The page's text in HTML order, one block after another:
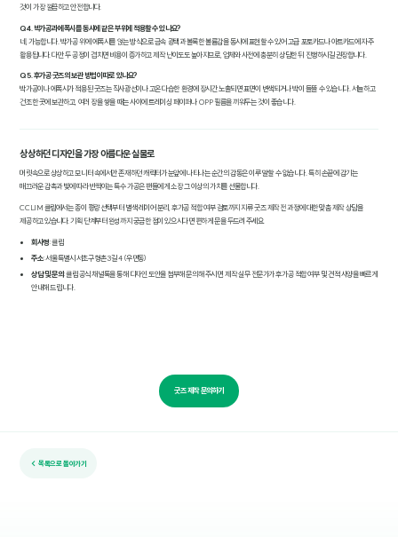
것이 가장 깔끔하고 안전합니다.
Q4. 박가공과 에폭시를 동시에 같은 부위에 적용할 수 있나요?
네, 가능합니다. 박가공 위에 에폭시를 얹는 방식으로 금속 광택과 볼록한 볼륨감을 동시에 표현할 수 있어 고급 포토카드나 아트카드에 자주
활용됩니다. 다만 두 공정이 겹치면 비용이 증가하고 제작 난이도도 높아지므로, 업체와 사전에 충분히 상담한 뒤 진행하시길 권장합니다.
Q5. 후가공 굿즈의 보관 방법이 따로 있나요?
박가공이나 에폭시가 적용된 굿즈는 직사광선이나 고온 다습한 환경에 장시간 노출되면 표면이 변색되거나 박이 들뜰 수 있습니다. 서늘하고
건조한 곳에 보관하고, 여러 장을 쌓을 때는 사이에 트레이싱 페이퍼나 OPP 필름을 끼워두는 것이 좋습니다.
상상하던 디자인을 가장 아름다운 실물로
머릿속으로 상상하고 모니터 속에서만 존재하던 캐릭터가 눈앞에 나타나는 순간의 감동은 이루 말할 수 없습니다. 특히 손끝에 감기는
매끄러운 감촉과 빛에 따라 반짝이는 특수 가공은 팬들에게 소장 그 이상의 가치를 선물합니다.
CCLIM 클림에서는 종이 평량 선택부터 별색 레이어 분리, 후가공 적합 여부 검토까지 지류 굿즈 제작 전 과정에 대한 맞춤 제작 상담을
제공하고 있습니다. 기획 단계부터 완성까지 궁금한 점이 있으시다면 편하게 문을 두드려 주세요.
회사명: 클림
주소: 서울특별시 서초구 형촌3길 4 (우면동)
상담 및 문의: 클림 공식 채널톡을 통해 디자인 도안을 첨부해 문의해 주시면, 제작 실무 전문가가 후가공 적합 여부 및 견적 사양을 빠르게
안내해 드립니다.
굿즈 제작 문의하기
← 목록으로 돌아가기